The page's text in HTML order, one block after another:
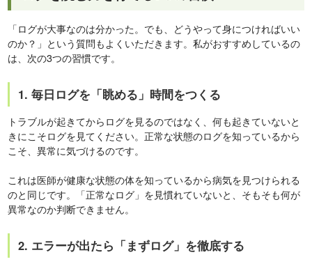
「ログが大事なのは分かった。でも、どうやって身につければいい
のか？」という質問もよくいただきます。私がおすすめしているの
は、次の3つの習慣です。
1. 毎日ログを「眺める」時間をつくる
トラブルが起きてからログを見るのではなく、何も起きていないと
きにこそログを見てください。正常な状態のログを知っているから
こそ、異常に気づけるのです。
これは医師が健康な状態の体を知っているから病気を見つけられる
のと同じです。「正常なログ」を見慣れていないと、そもそも何が
異常なのか判断できません。
2. エラーが出たら「まずログ」を徹底する